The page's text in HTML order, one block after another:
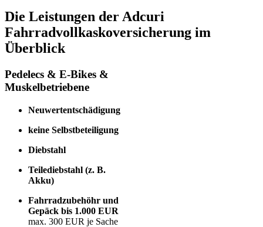
Die Leistungen der Adcuri
Fahrradvollkaskoversicherung im
Überblick
Pedelecs & E-Bikes &
Muskelbetriebene
Neuwertentschädigung
keine Selbstbeteiligung
Diebstahl
Teilediebstahl (z. B.
Akku)
Fahrradzubehöhr und
Gepäck bis 1.000 EUR
max. 300 EUR je Sache